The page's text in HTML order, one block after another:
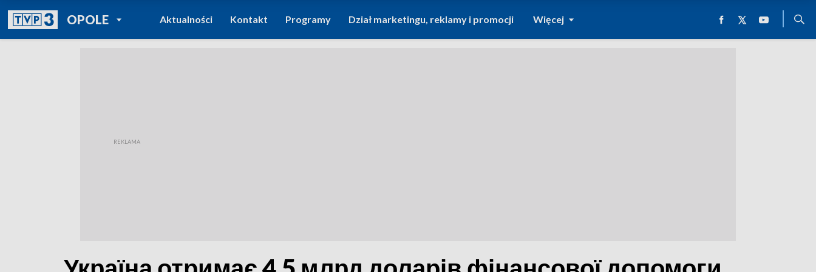
OPOLEPOWRÓT DO
TVP REGIONY
Aktualności Kontakt Programy Dział marketingu, reklamy i promocji Więcej